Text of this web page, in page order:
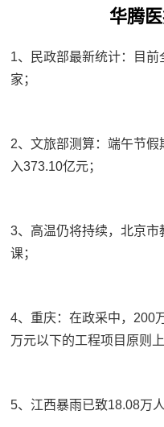
华腾
1、民政部最新统计：目
家；
2、文旅部测算：端午节
入373.10亿元；
3、高温仍将持续，北京
课；
4、重庆：在政采中，200
万元以下的工程项目原则
5、江西暴雨已致18.08万